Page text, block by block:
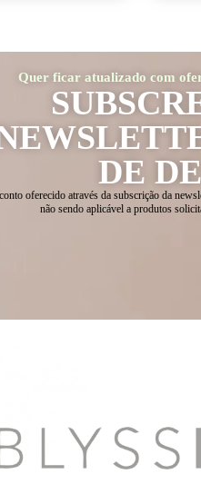
Quer ficar atualizado com
DE
oferecido através da subscrição da
não sendo aplicável a produtos